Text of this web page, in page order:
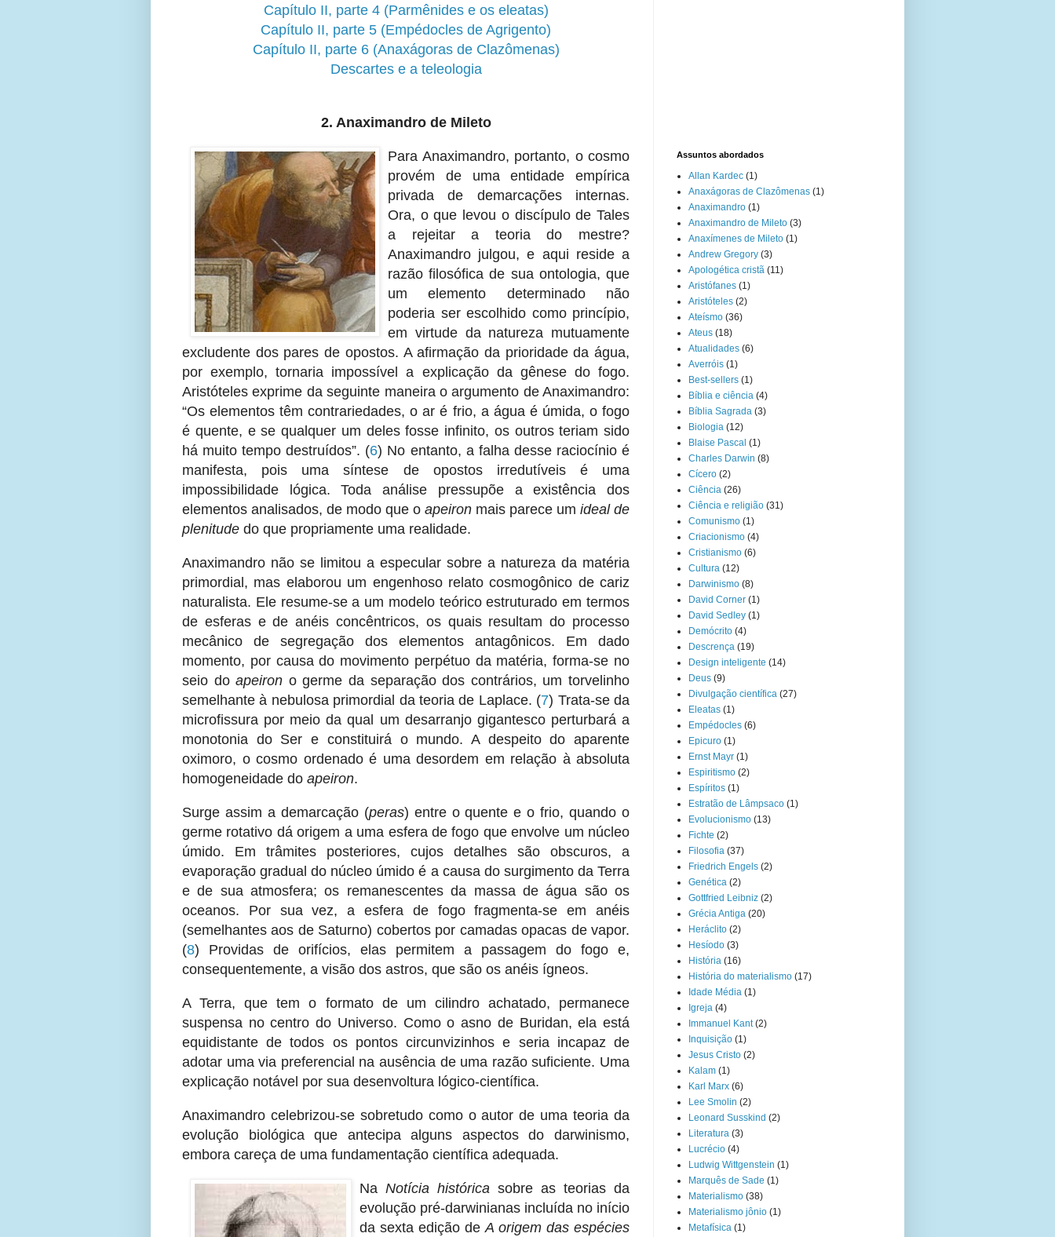
Capítulo II, parte 4 (Parmênides e os eleatas)
Capítulo II, parte 5 (Empédocles de Agrigento)
Capítulo II, parte 6 (Anaxágoras de Clazômenas)
Descartes e a teleologia
2. Anaximandro de Mileto
Para Anaximandro, portanto, o cosmo
provém de uma entidade empírica
privada de demarcações internas.
Ora, o que levou o discípulo de Tales
a rejeitar a teoria do mestre?
Anaximandro julgou, e aqui reside a
razão filosófica de sua ontologia, que
um elemento determinado não
poderia ser escolhido como princípio,
em virtude da natureza mutuamente
excludente dos pares de opostos. A afirmação da prioridade da água,
por exemplo, tornaria impossível a explicação da gênese do fogo.
Aristóteles exprime da seguinte maneira o argumento de Anaximandro:
“Os elementos têm contrariedades, o ar é frio, a água é úmida, o fogo
é quente, e se qualquer um deles fosse infinito, os outros teriam sido
há muito tempo destruídos”. (6) No entanto, a falha desse raciocínio é
manifesta, pois uma síntese de opostos irredutíveis é uma
impossibilidade lógica. Toda análise pressupõe a existência dos
elementos analisados, de modo que o apeiron mais parece um ideal de
plenitude do que propriamente uma realidade.
Anaximandro não se limitou a especular sobre a natureza da matéria
primordial, mas elaborou um engenhoso relato cosmogônico de cariz
naturalista. Ele resume-se a um modelo teórico estruturado em termos
de esferas e de anéis concêntricos, os quais resultam do processo
mecânico de segregação dos elementos antagônicos. Em dado
momento, por causa do movimento perpétuo da matéria, forma-se no
seio doapeiron o germe da separação dos contrários, um torvelinho
semelhante à nebulosa primordial da teoria de Laplace. (7) Trata-se da
microfissura por meio da qual um desarranjo gigantesco perturbará a
monotonia do Ser e constituirá o mundo. A despeito do aparente
oximoro, o cosmo ordenado é uma desordem em relação à absoluta
homogeneidade do apeiron.
Surge assim a demarcação (peras) entre o quente e o frio, quando o
germe rotativo dá origem a uma esfera de fogo que envolve um núcleo
úmido. Em trâmites posteriores, cujos detalhes são obscuros, a
evaporação gradual do núcleo úmido é a causa do surgimento da Terra
e de sua atmosfera; os remanescentes da massa de água são os
oceanos. Por sua vez, a esfera de fogo fragmenta-se em anéis
(semelhantes aos de Saturno) cobertos por camadas opacas de vapor.
(8) Providas de orifícios, elas permitem a passagem do fogo e,
consequentemente, a visão dos astros, que são os anéis ígneos.
A Terra, que tem o formato de um cilindro achatado, permanece
suspensa no centro do Universo. Como o asno de Buridan, ela está
equidistante de todos os pontos circunvizinhos e seria incapaz de
adotar uma via preferencial na ausência de uma razão suficiente. Uma
explicação notável por sua desenvoltura lógico-científica.
Anaximandro celebrizou-se sobretudo como o autor de uma teoria da
evolução biológica que antecipa alguns aspectos do darwinismo,
embora careça de uma fundamentação científica adequada.
Na Notícia histórica sobre as teorias da
evolução pré-darwinianas incluída no início
da sexta edição de A origem das espécies
Assuntos abordados
Allan Kardec (1)
Anaxágoras de Clazômenas (1)
Anaximandro (1)
Anaximandro de Mileto (3)
Anaxímenes de Mileto (1)
Andrew Gregory (3)
Apologética cristã (11)
Aristófanes (1)
Aristóteles (2)
Ateísmo (36)
Ateus (18)
Atualidades (6)
Averróis (1)
Best-sellers (1)
Bíblia e ciência (4)
Bíblia Sagrada (3)
Biologia (12)
Blaise Pascal (1)
Charles Darwin (8)
Cícero (2)
Ciência (26)
Ciência e religião (31)
Comunismo (1)
Criacionismo (4)
Cristianismo (6)
Cultura (12)
Darwinismo (8)
David Corner (1)
David Sedley (1)
Demócrito (4)
Descrença (19)
Design inteligente (14)
Deus (9)
Divulgação científica (27)
Eleatas (1)
Empédocles (6)
Epicuro (1)
Ernst Mayr (1)
Espiritismo (2)
Espíritos (1)
Estratão de Lâmpsaco (1)
Evolucionismo (13)
Fichte (2)
Filosofia (37)
Friedrich Engels (2)
Genética (2)
Gottfried Leibniz (2)
Grécia Antiga (20)
Heráclito (2)
Hesíodo (3)
História (16)
História do materialismo (17)
Idade Média (1)
Igreja (4)
Immanuel Kant (2)
Inquisição (1)
Jesus Cristo (2)
Kalam (1)
Karl Marx (6)
Lee Smolin (2)
Leonard Susskind (2)
Literatura (3)
Lucrécio (4)
Ludwig Wittgenstein (1)
Marquês de Sade (1)
Materialismo (38)
Materialismo jônio (1)
Metafísica (1)